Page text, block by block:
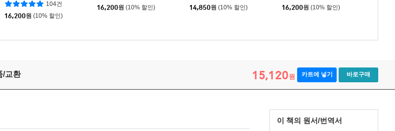
104건
16,200원 (10% 할인)
16,200원 (10% 할인)
14,850원 (10% 할인)
16,200원 (10% 할인)
/교환 15,120원 카트에 넣기 바로구매
이 책의 원서/번역서